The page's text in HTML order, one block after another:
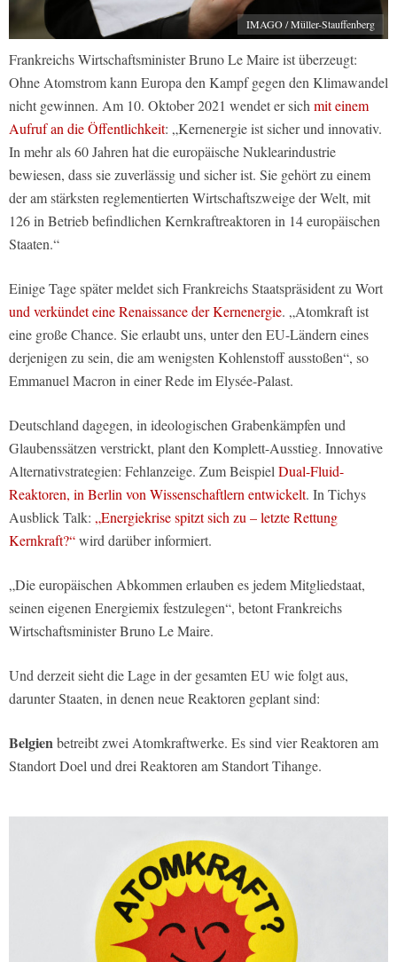
IMAGO / Müller-Stauffenberg
Frankreichs Wirtschaftsminister Bruno Le Maire ist überzeugt:
Ohne Atomstrom kann Europa den Kampf gegen den Klimawandel
nicht gewinnen. Am 10. Oktober 2021 wendet er sichmit einem
Aufruf an die Öffentlichkeit: „Kernenergie ist sicher und innovativ.
In mehr als 60 Jahren hat die europäische Nuklearindustrie
bewiesen, dass sie zuverlässig und sicher ist. Sie gehört zu einem
der am stärksten reglementierten Wirtschaftszweige der Welt, mit
126 in Betrieb befindlichen Kernkraftreaktoren in 14 europäischen
Staaten.“
Einige Tage später meldet sich Frankreichs Staatspräsident zu Wort
und verkündet eine Renaissance der Kernenergie. „Atomkraft ist
eine große Chance. Sie erlaubt uns, unter den EU-Ländern eines
derjenigen zu sein, die am wenigsten Kohlenstoff ausstoßen“, so
Emmanuel Macron in einer Rede im Elysée-Palast.
Deutschland dagegen, in ideologischen Grabenkämpfen und
Glaubenssätzen verstrickt, plant den Komplett-Ausstieg. Innovative
Alternativstrategien: Fehlanzeige. Zum BeispielDual-Fluid-
Reaktoren, in Berlin von Wissenschaftlern entwickelt. In Tichys
Ausblick Talk: „Energiekrise spitzt sich zu – letzte Rettung
Kernkraft?“wird darüber informiert.
„Die europäischen Abkommen erlauben es jedem Mitgliedstaat,
seinen eigenen Energiemix festzulegen“, betont Frankreichs
Wirtschaftsminister Bruno Le Maire.
Und derzeit sieht die Lage in der gesamten EU wie folgt aus,
darunter Staaten, in denen neue Reaktoren geplant sind:
Belgienbetreibt zwei Atomkraftwerke. Es sind vier Reaktoren am
Standort Doel und drei Reaktoren am Standort Tihange.